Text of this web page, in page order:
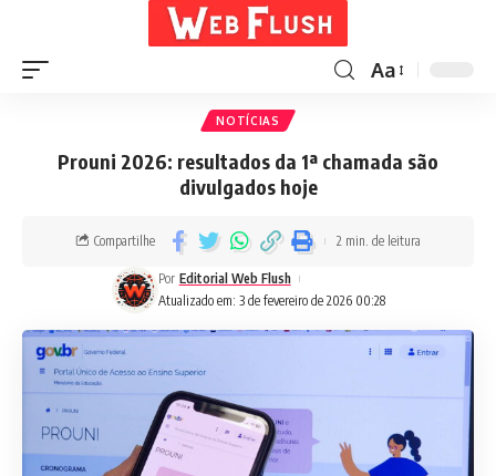
Aa
NOTÍCIAS
Prouni 2026: resultados da 1ª chamada são
divulgados hoje
Atualizado em: 3 de fevereiro de 2026 00:28
Por Editorial Web Flush
Compartilhe 2 min. de leitura